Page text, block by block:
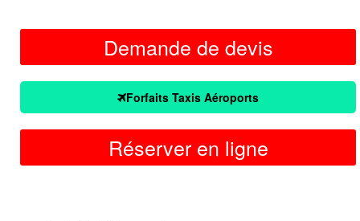
Demande de devis
Forfaits Taxis Aéroports
Réserver en ligne